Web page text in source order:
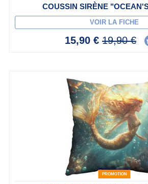
COUSSIN SIRÈNE
VOIR LA FICHE
15,90 € 19,90 €
PROMOTION